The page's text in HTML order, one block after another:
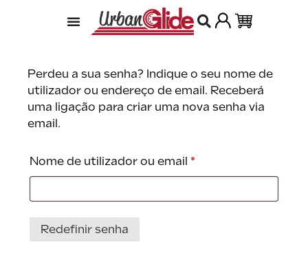
Perdeu a sua senha? Indique o seu nome de
utilizador ou endereço de email. Receberá
uma ligação para criar uma nova senha via
email.
Nome de utilizador ou email *
Redefinir senha